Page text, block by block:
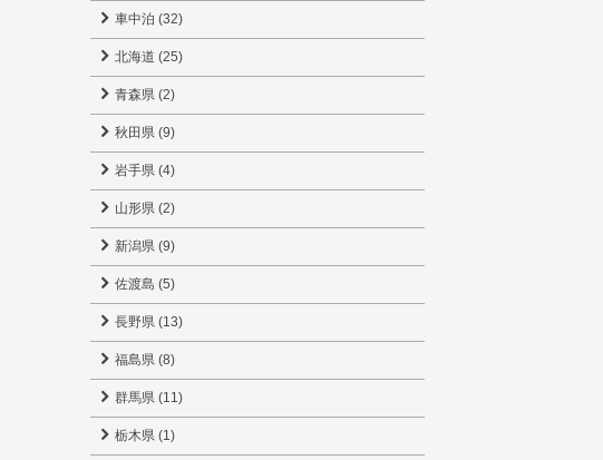
車中泊 (32)
北海道 (25)
青森県 (2)
秋田県 (9)
岩手県 (4)
山形県 (2)
新潟県 (9)
佐渡島 (5)
長野県 (13)
福島県 (8)
群馬県 (11)
栃木県 (1)